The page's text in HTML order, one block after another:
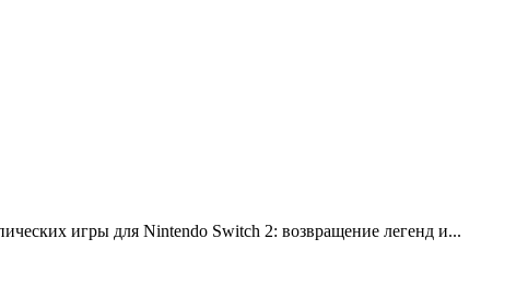
игры для Nintendo Switch 2: возвращение легенд и...